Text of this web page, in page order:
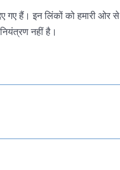
गए हैं। इन लिंकों को हमारी ओर से
नहीं है।